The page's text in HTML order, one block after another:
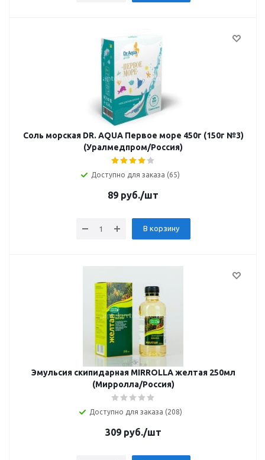
Соль морская DR. AQUA Первое море 450г (150г №3)
(Уралмедпром/Россия)
Доступно для заказа (65)
89 руб./шт
В корзину
Эмульсия скипидарная MIRROLLA желтая 250мл
(Мирролла/Россия)
Доступно для заказа (208)
309руб./шт